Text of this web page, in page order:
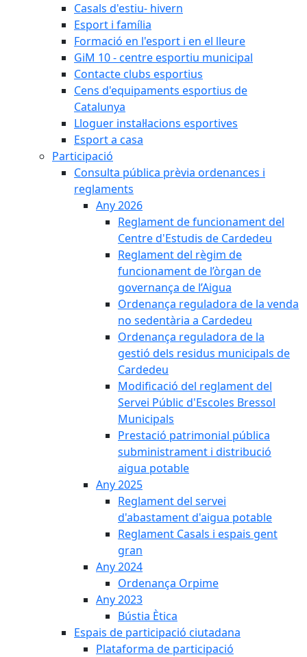
Casals d'estiu- hivern
Esport i família
Formació en l'esport i en el lleure
GiM 10 - centre esportiu municipal
Contacte clubs esportius
Cens d'equipaments esportius de
Catalunya
Lloguer instal·lacions esportives
Esport a casa
Participació
Consulta pública prèvia ordenances i
reglaments
Any 2026
Reglament de funcionament del
Centre d'Estudis de Cardedeu
Reglament del règim de
funcionament de l’òrgan de
governança de l’Aigua
Ordenança reguladora de la venda
no sedentària a Cardedeu
Ordenança reguladora de la
gestió dels residus municipals de
Cardedeu
Modificació del reglament del
Servei Públic d'Escoles Bressol
Municipals
Prestació patrimonial pública
subministrament i distribució
aigua potable
Any 2025
Reglament del servei
d'abastament d'aigua potable
Reglament Casals i espais gent
gran
Any 2024
Ordenança Orpime
Any 2023
Bústia Ètica
Espais de participació ciutadana
Plataforma de participació